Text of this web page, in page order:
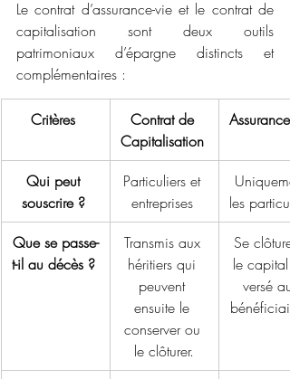
Le contrat d’assurance-vie et le contrat de
capitalisation sont deux outils
patrimoniaux d’épargne distincts et
complémentaires :
Critères
Contrat de
Capitalisation
Assurance-
Qui peut
souscrire ?
Particuliers et
entreprises
les
Que se passe-
t-il au décès ?
Transmis aux
héritiers qui
peuvent
ensuite le
conserver ou
le clôturer.
Se
le capital
versé